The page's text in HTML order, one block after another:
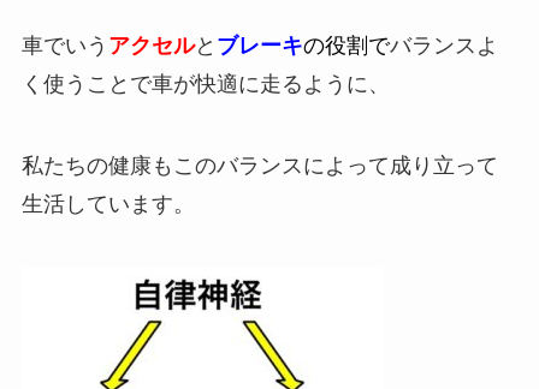
車でいう アクセルと ブレーキの役割でバランスよ
く使うことで車が快適に走るように、
私たちの健康もこのバランスによって成り立って
生活しています。